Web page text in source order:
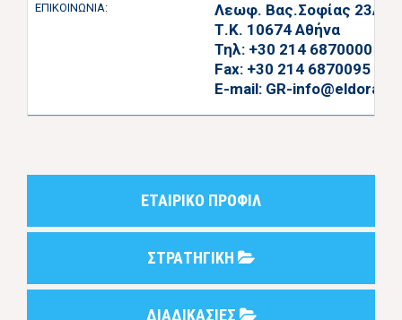
ΕΠΙΚΟΙΝΩΝΙΑ:
Λεωφ. Βας.Σοφίας 23Α
Τ.Κ. 10674 Αθήνα
Τηλ: +30 214 6870000
Fax: +30 214 6870095
E-mail: GR-
ΕΤΑΙΡΙΚΟ ΠΡΟΦΙΛ
ΣΤΡΑΤΗΓΙΚΗ
ΔΙΑΔΙΚΑΣΙΕΣ